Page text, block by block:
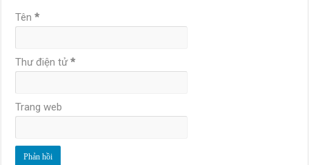
Tên*
Thư điện tử*
Trang web